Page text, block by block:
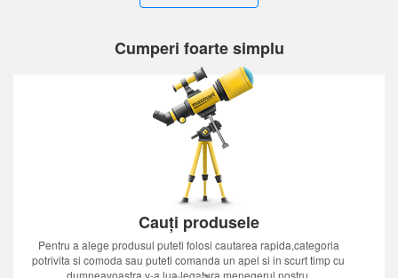
Cumperi foarte simplu
Cauți produsele
Pentru a alege produsul puteti folosi cautarea rapida,categoria
potrivita si comoda sau puteti comanda un apel si in scurt timp cu
dumneavoastra v-a lua legatura menegerul nostru.